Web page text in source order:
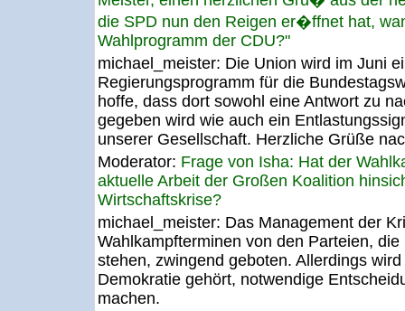
die SPD nun den Reigen er�ffnet hat,
Wahlprogramm der CDU?"
michael_meister: Die Union wird im Juni
Regierungsprogramm für die
hoffe, dass dort sowohl eine Antwort zu
gegeben wird wie auch ein
unserer Gesellschaft. Herzliche Grüße
Moderator: Frage von Isha: Hat der
aktuelle Arbeit der Großen Koalition
Wirtschaftskrise?
michael_meister: Das Management der
Wahlkampfterminen von den Parteien,
stehen, zwingend geboten. Allerdings
Demokratie gehört, notwendige
machen.